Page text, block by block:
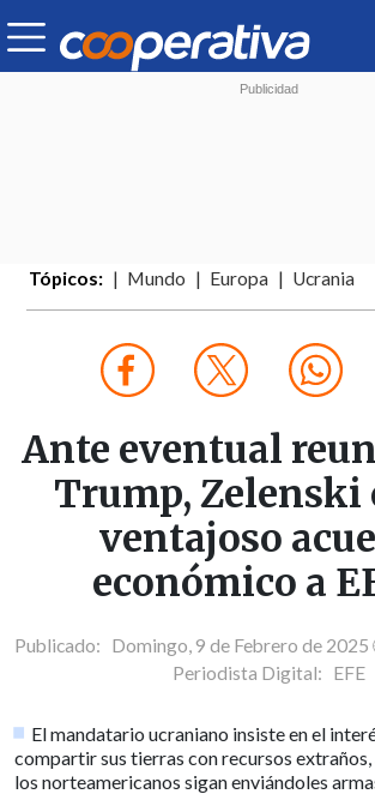
Tópicos: Mundo Europa Ucrania
Ante eventual
Trump, Zelenski
ventajoso
económico a
Publicado: Domingo, 9 de Febrero de 2025
Periodista Digital: EFE
El mandatario ucraniano insiste en el
compartir sus tierras con recursos
los norteamericanos sigan enviándoles